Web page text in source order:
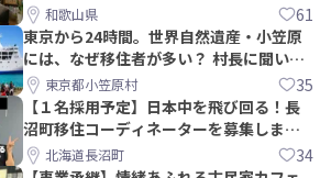
和歌山県 61
東京から24時間。世界自然遺産・小笠原
には、なぜ移住者が多い？ 村長に聞いて
みた東京都小笠原村 35
【１名採用予定】日本中を飛び回る！長
沼町移住コーディネーターを募集しま
す！北海道長沼町 34